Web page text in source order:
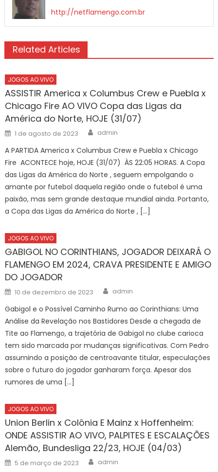
http://netflamengo.com.br
Related Articles
JOGOS AO VIVO
ASSISTIR America x Columbus Crew e Puebla x
Chicago Fire AO VIVO Copa das Ligas da
América do Norte, HOJE (31/07)
Posted
on
1 de agosto de 2023 Author
admin
A PARTIDA America x Columbus Crew e Puebla x Chicago
Fire ACONTECE hoje, HOJE (31/07) ÀS 22:05 HORAS. A Copa
das Ligas da América do Norte , seguem empolgando o
amante por futebol daquela região onde o futebol é uma
paixão, mas sem grande destaque mundial ainda. Portanto,
a Copa das Ligas da América do Norte , […]
JOGOS AO VIVO
GABIGOL NO CORINTHIANS, JOGADOR DEIXARÁ O
FLAMENGO EM 2024, CRAVA PRESIDENTE E AMIGO
DO JOGADOR
Posted
on
10 de dezembro de 2023 Author
admin
Gabigol e o Possível Caminho Rumo ao Corinthians: Uma
Análise da Revelação nos Bastidores Desde a chegada de
Tite ao Flamengo, a trajetória de Gabigol no clube carioca
tem sido marcada por mudanças significativas. Com Pedro
assumindo a posição de centroavante titular, especulações
sobre o futuro do jogador ganharam força. Apesar dos
rumores de uma […]
JOGOS AO VIVO
Union Berlin x Colônia E Mainz x Hoffenheim:
ONDE ASSISTIR AO VIVO, PALPITES E ESCALAÇÕES
Alemão, Bundesliga 22/23, HOJE (04/03)
Posted
on
5 de março de 2023 Author
admin